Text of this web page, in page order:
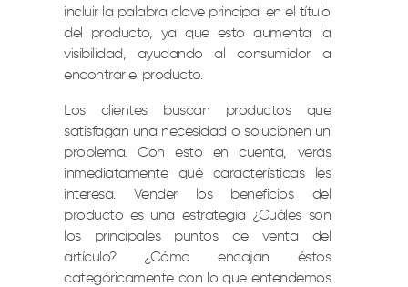
incluir la palabra clave principal en el título
del producto, ya que esto aumenta la
visibilidad, ayudando al consumidor a
encontrar el producto.
Los clientes buscan productos que
satisfagan una necesidad o solucionen un
problema. Con esto en cuenta, verás
inmediatamente qué características les
interesa. Vender los beneficios del
producto es una estrategia ¿Cuáles son
los principales puntos de venta del
artículo? ¿Cómo encajan éstos
categóricamente con lo que entendemos